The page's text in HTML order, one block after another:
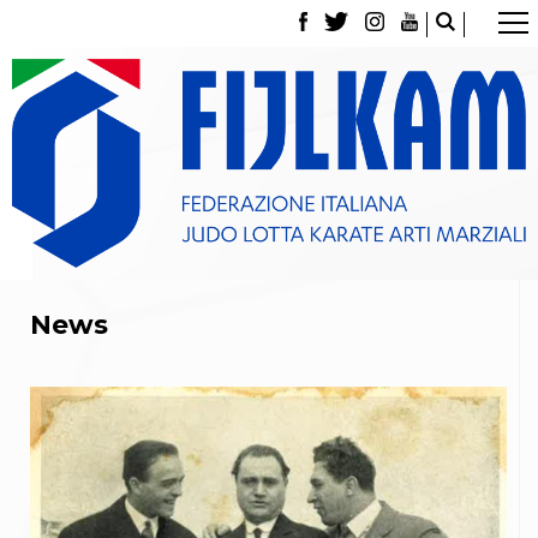
La Federazione
Tesseramento
Contatti
Norme e modulistica Affiliazioni e Tesseramenti
Classifica Società Sportive con più di 100 atleti
tesserati
Partners
Judo
La disciplina
News
Attività Didattica
News